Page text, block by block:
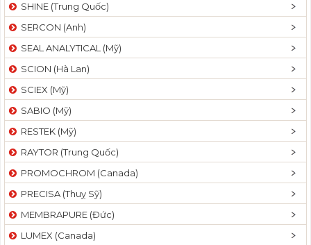
SHINE (Trung Quốc)
SERCON (Anh)
SEAL ANALYTICAL (Mỹ)
SCION (Hà Lan)
SCIEX (Mỹ)
SABIO (Mỹ)
RESTEK (Mỹ)
RAYTOR (Trung Quốc)
PROMOCHROM (Canada)
PRECISA (Thuỵ Sỹ)
MEMBRAPURE (Đức)
LUMEX (Canada)